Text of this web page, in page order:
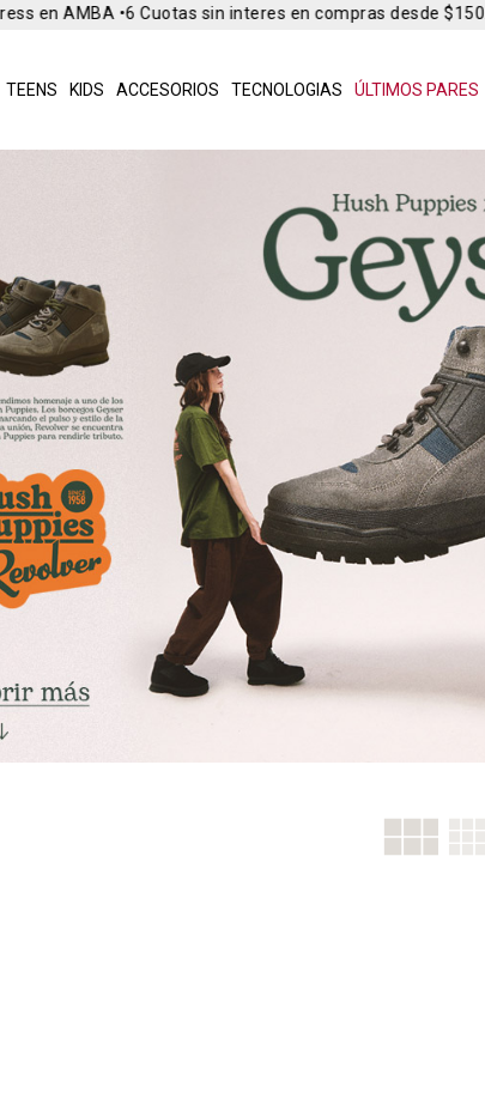
TEENS KIDS ACCESORIOS TECNOLOGIAS ÚLTIMOS PARES
en AMBA •6 Cuotas sin interes en compras desde $150.000